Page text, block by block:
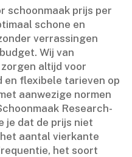
schoonmaak prijs per
schone en
verrassingen
Wij van
altijd voor
en flexibele tarieven op
aanwezige normen
Research-
je dat de prijs niet
aantal vierkante
het soort